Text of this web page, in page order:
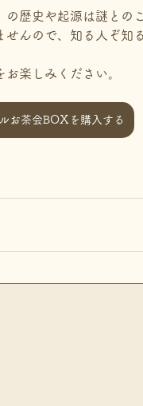
の歴史や起源は謎との
んので、知る人ぞ知
楽しみください。
お茶会BOXを購入する